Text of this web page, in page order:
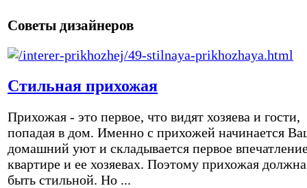
Советы дизайнеров
Стильная прихожая
Прихожая - это первое, что видят хозяева и гости,
попадая в дом. Именно с прихожей начинается
домашний уют и складывается первое
квартире и ее хозяевах. Поэтому прихожая должна
быть стильной. Но ...